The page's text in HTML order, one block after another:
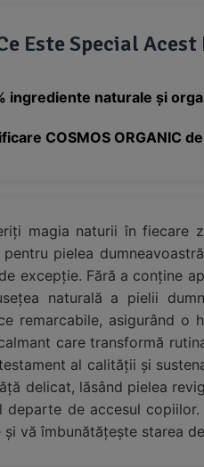
Este Special
ingrediente naturale și
COSMOS ORGANIC
magia naturii în fiecare
pentru pielea
excepție. Fără a conține
naturală a pielii
remarcabile, asigurând o
care transformă
al calității și
delicat, lăsând pielea
departe de accesul
și vă îmbunătățește starea